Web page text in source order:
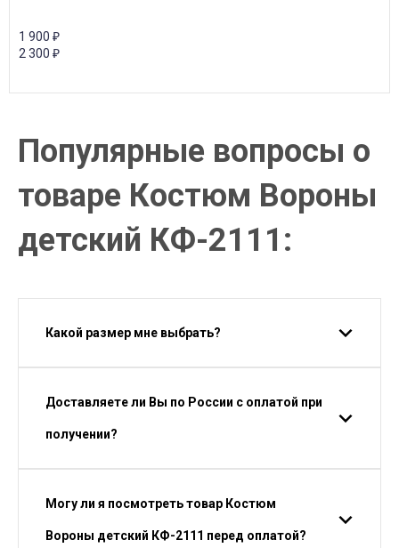
1 900 ₽
2 300 ₽
Популярные вопросы о
товаре Костюм Вороны
детский КФ-2111:
Какой размер мне выбрать?
Доставляете ли Вы по России с оплатой при
получении?
Могу ли я посмотреть товар Костюм
Вороны детский КФ-2111 перед оплатой?